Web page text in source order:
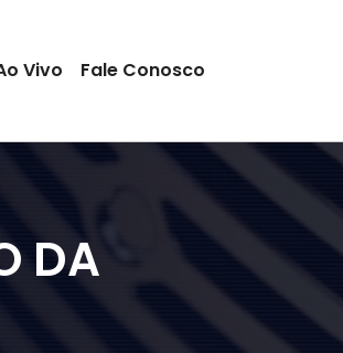
Vivo Fale Conosco
DA